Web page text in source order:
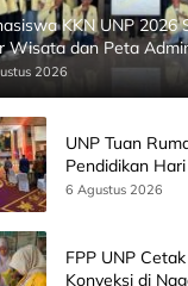
KKN UNP 2026
Wisata dan Peta
2026
UNP Tuan
Pendidikan
Bersama
6 Agustus 2026
FPP UNP
Konveksi di